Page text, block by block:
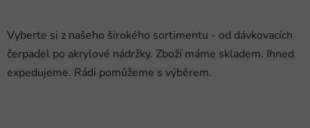
í
p
r
v
Vyberte si z našeho širokého sortimentu - od dávkovacích
čerpadel po akrylové nádržky. Zboží máme skladem. Ihned
expedujeme. Rádi pomůžeme s výběrem.